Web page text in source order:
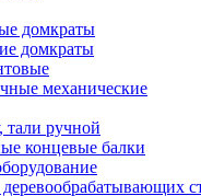
домкраты
домкраты
механические
тали ручной
концевые балки